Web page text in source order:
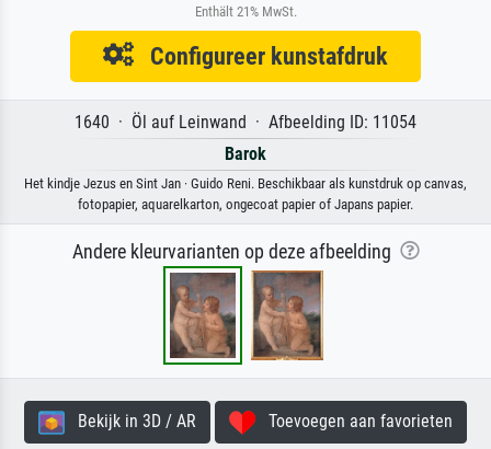
Enthält 21% MwSt.
Configureer kunstafdruk
1640 · Öl auf Leinwand · Afbeelding ID: 11054
Barok
Het kindje Jezus en Sint Jan · Guido Reni. Beschikbaar als kunstdruk op canvas,
fotopapier, aquarelkarton, ongecoat papier of Japans papier.
Andere kleurvarianten op deze afbeelding
Bekijk in 3D / AR Toevoegen aan favorieten